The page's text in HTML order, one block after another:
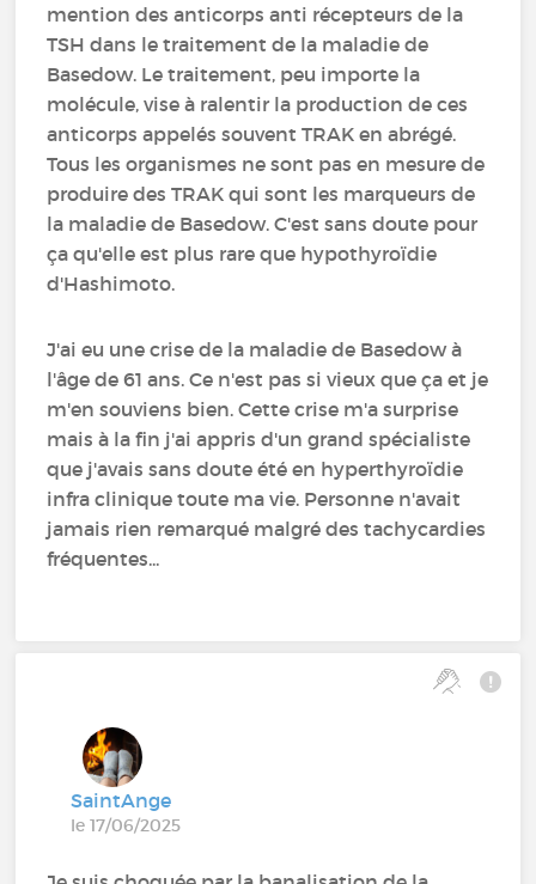
mention des anticorps anti récepteurs de la
TSH dans le traitement de la maladie de
Basedow. Le traitement, peu importe la
molécule, vise à ralentir la production de ces
anticorps appelés souvent TRAK en abrégé.
Tous les organismes ne sont pas en mesure de
produire des TRAK qui sont les marqueurs de
la maladie de Basedow. C'est sans doute pour
ça qu'elle est plus rare que hypothyroïdie
d'Hashimoto.
J'ai eu une crise de la maladie de Basedow à
l'âge de 61 ans. Ce n'est pas si vieux que ça et je
m'en souviens bien. Cette crise m'a surprise
mais à la fin j'ai appris d'un grand spécialiste
que j'avais sans doute été en hyperthyroïdie
infra clinique toute ma vie. Personne n'avait
jamais rien remarqué malgré des tachycardies
fréquentes...
SaintAnge
le 17/06/2025